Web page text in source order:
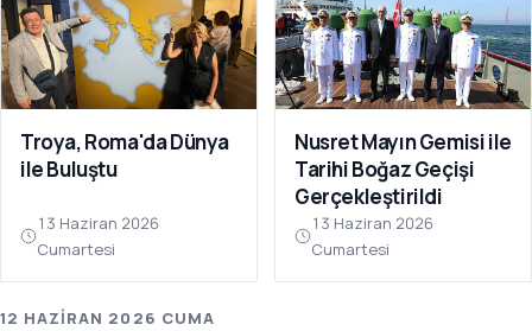
Troya, Roma'da Dünya
ile Buluştu
13 Haziran 2026
Cumartesi
Nusret Mayın Gemisi ile
Tarihi Boğaz Geçişi
Gerçekleştirildi
13 Haziran 2026
Cumartesi
12 HAZIRAN 2026 CUMA